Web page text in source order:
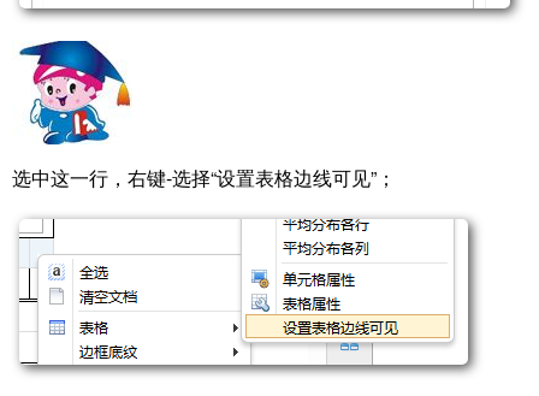
选中这一行，右键-选择“设置表格边线可见”；